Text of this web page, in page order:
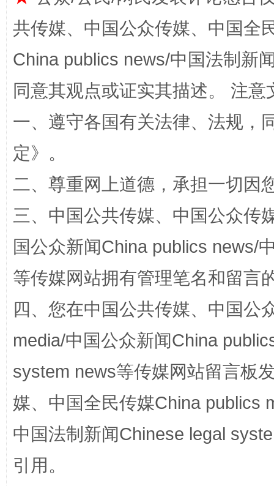
在谋一域中谋全局
今
习近平的博鳌关键词
共传媒、中国公众传媒、中国全
China publics news/中国法制新
同意其观点或证实其描述。 注
一、遵守各国有关法律、法规，
定》。
二、尊重网上道德，承担一切因
三、中国公共传媒、中国公众传
国公众新闻China publics news/
等传媒网站拥有管理笔名和留言
四、您在中国公共传媒、中国公
media/中国公众新闻China
system news等传媒网站留言板
媒、中国全民传媒China publics
中国法制新闻Chinese legal
引用。